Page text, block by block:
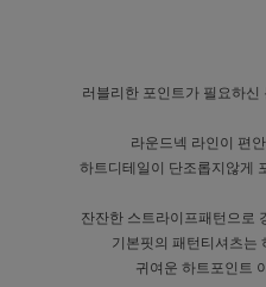
러블리한 포인트가 필요하
라운드넥 라인이 편
하트디테일이 단조롭지않게
잔잔한 스트라이프패턴으로
기본핏의 패턴티셔츠는
귀여운 하트포인트